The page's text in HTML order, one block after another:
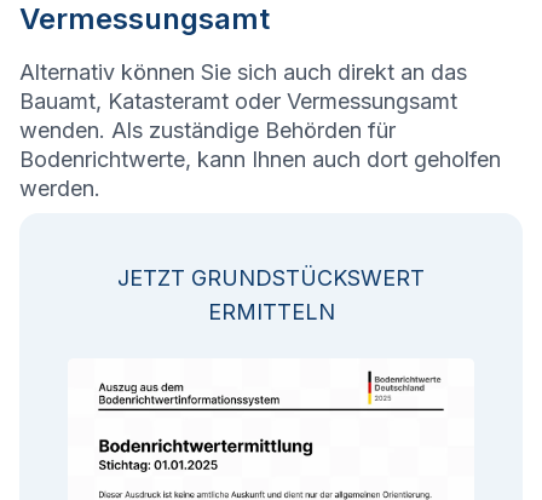
Vermessungsamt
Alternativ können Sie sich auch direkt an das
Bauamt, Katasteramt oder Vermessungsamt
wenden. Als zuständige Behörden für
Bodenrichtwerte, kann Ihnen auch dort geholfen
werden.
JETZT GRUNDSTÜCKSWERT
ERMITTELN